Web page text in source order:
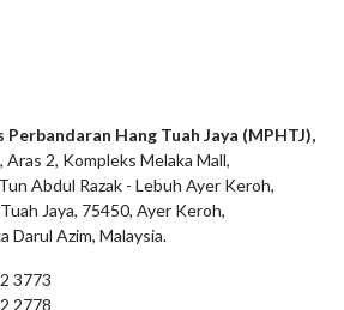
Perbandaran Hang Tuah Jaya (MPHTJ),
Aras 2, Kompleks Melaka Mall,
Abdul Razak - Lebuh Ayer Keroh,
Jaya, 75450, Ayer Keroh,
Darul Azim, Malaysia.
3773
2778